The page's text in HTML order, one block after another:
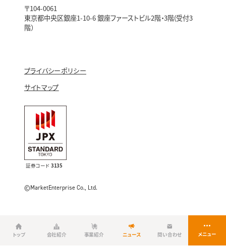
トップ 会社紹介 事業紹介 ニュース 問い合わせ
〒104-0061
東京都中央区銀座1-10-6 銀座ファーストビル2階・3階(受付3
階）
©MarketEnterprise Co., Ltd.
プライバシーポリシー
サイトマップ
証券コード3135